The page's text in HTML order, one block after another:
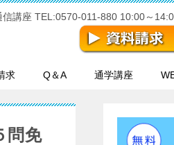
講座 TEL:0570-011-880 10:00～
求 Q＆A 通学講座
問免